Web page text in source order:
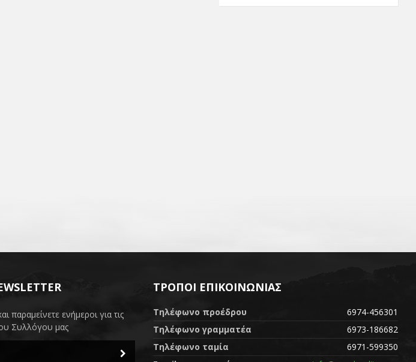
παραμείνετε ενήμεροι για τις
Συλλόγου μας
ΤΡΌΠΟΙ ΕΠΙΚΟΙΝΩΝΊΑΣ
Τηλέφωνο προέδρου
6974-456301
Τηλέφωνο γραμματέα
6973-186682
Τηλέφωνο ταμία
6971-599350